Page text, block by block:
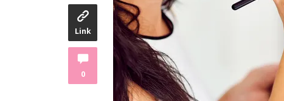
Link
0